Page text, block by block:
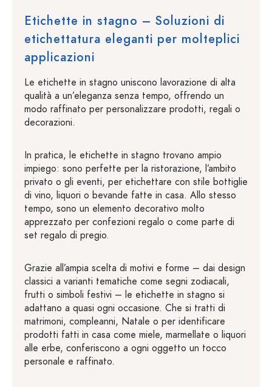
Etichette in stagno – Soluzioni di
etichettatura eleganti per molteplici
applicazioni
Le etichette in stagno uniscono lavorazione di alta
qualità a un’eleganza senza tempo, offrendo un
modo raffinato per personalizzare prodotti, regali o
decorazioni.
In pratica, le etichette in stagno trovano ampio
impiego: sono perfette per la ristorazione, l’ambito
privato o gli eventi, per etichettare con stile bottiglie
di vino, liquori o bevande fatte in casa. Allo stesso
tempo, sono un elemento decorativo molto
apprezzato per confezioni regalo o come parte di
set regalo di pregio.
Grazie all’ampia scelta di motivi e forme – dai design
classici a varianti tematiche come segni zodiacali,
frutti o simboli festivi – le etichette in stagno si
adattano a quasi ogni occasione. Che si tratti di
matrimoni, compleanni, Natale o per identificare
prodotti fatti in casa come miele, marmellate o liquori
alle erbe, conferiscono a ogni oggetto un tocco
personale e raffinato.